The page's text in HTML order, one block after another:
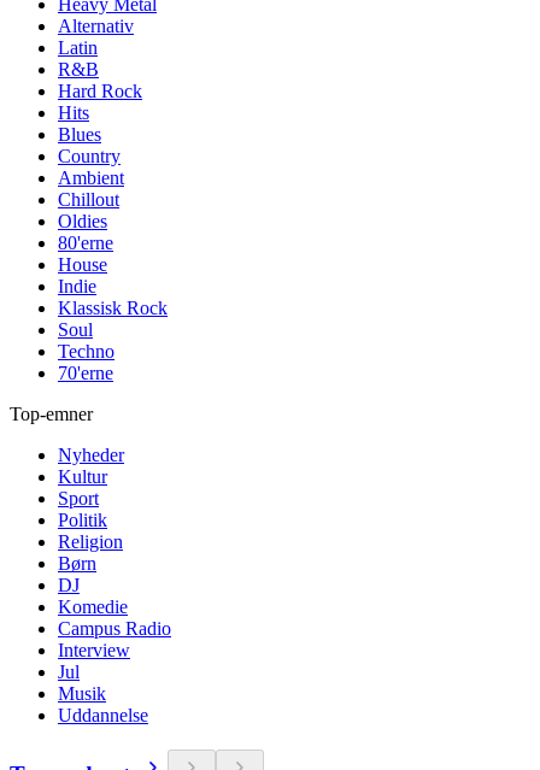
Heavy Metal
Alternativ
Latin
R&B
Hard Rock
Hits
Blues
Country
Ambient
Chillout
Oldies
80'erne
House
Indie
Klassisk Rock
Soul
Techno
70'erne
Top-emner
Nyheder
Kultur
Sport
Politik
Religion
Børn
DJ
Komedie
Campus Radio
Interview
Jul
Musik
Uddannelse